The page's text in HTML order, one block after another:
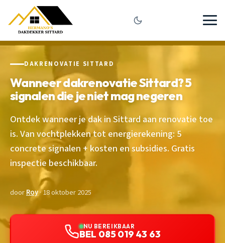
DAKRENOVATIE SITTARD
Wanneer dakrenovatie Sittard? 5
signalen die je niet mag negeren
Ontdek wanneer je dak in Sittard aan renovatie toe
is. Van vochtplekken tot energierekening: 5
concrete signalen + kosten en subsidies. Gratis
inspectie beschikbaar.
doorRoy· 18 oktober 2025
NU BEREIKBAAR
BEL 085 019 43 63